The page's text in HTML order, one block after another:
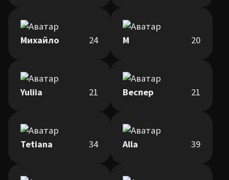
Михайло 24 М 20
Yuliia 21 Веспер 21
Tetiana 34 Alla 39